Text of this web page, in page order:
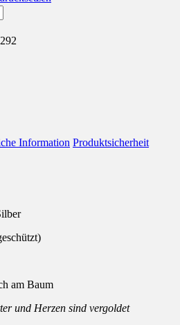
Information Produktsicherheit
am Baum
und Herzen sind vergoldet